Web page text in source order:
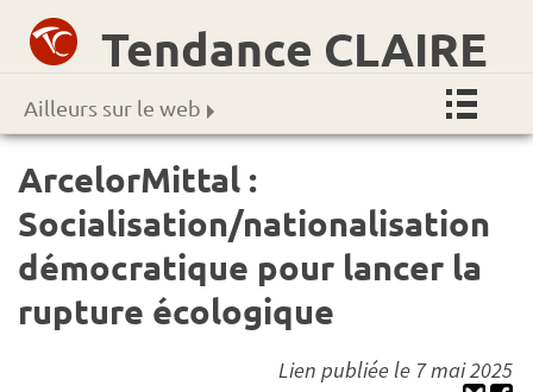
Tendance CLAIRE
Ailleurs sur le web
ArcelorMittal :
Socialisation/nationalisation
démocratique pour lancer la
rupture écologique
Lien publiée le 7 mai 2025